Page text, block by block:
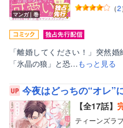
マンガ｜巻
（2
「離婚してください！」突然
「氷晶の狼」と恐…もっと見る
今夜はどっちの“オレ”に抱かれたい？ 上
【全17話】
ティーンズラ